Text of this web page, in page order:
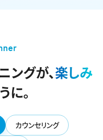
ングが、楽しみ
に。
カウンセリング